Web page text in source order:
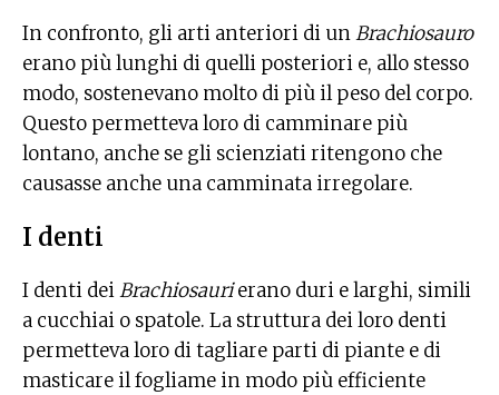
In confronto, gli arti anteriori di unBrachiosauro
erano più lunghi di quelli posteriori e, allo stesso
modo, sostenevano molto di più il peso del corpo.
Questo permetteva loro di camminare più
lontano, anche se gli scienziati ritengono che
causasse anche una camminata irregolare.
I denti
I denti deiBrachiosaurierano duri e larghi, simili
a cucchiai o spatole. La struttura dei loro denti
permetteva loro di tagliare parti di piante e di
masticare il fogliame in modo più efficiente